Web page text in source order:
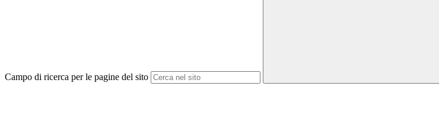
Campo di ricerca per le pagine del sito